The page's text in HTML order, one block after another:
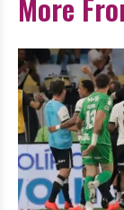
More